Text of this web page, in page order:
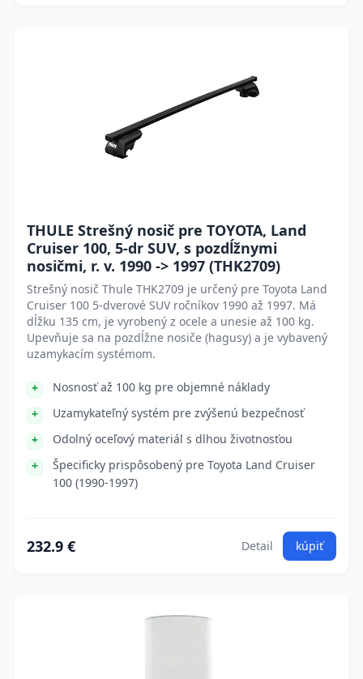
THULE Strešný nosič pre TOYOTA, Land
Cruiser 100, 5-dr SUV, s pozdĺžnymi
nosičmi, r. v. 1990 -> 1997 (THK2709)
Strešný nosič Thule THK2709 je určený pre Toyota Land
Cruiser 100 5-dverové SUV ročníkov 1990 až 1997. Má
dĺžku 135 cm, je vyrobený z ocele a unesie až 100 kg.
Upevňuje sa na pozdĺžne nosiče (hagusy) a je vybavený
uzamykacím systémom.
Nosnosť až 100 kg pre objemné náklady
Uzamykateľný systém pre zvýšenú bezpečnosť
Odolný oceľový materiál s dlhou životnosťou
Špecificky prispôsobený pre Toyota Land Cruiser
100 (1990-1997)
232.9 € Detail kúpiť